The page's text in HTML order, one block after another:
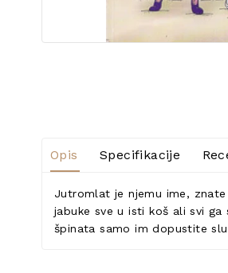
Opis Specifikacije
Jutromlat je njemu ime,
jabuke sve u isti koš ali svi
špinata samo im dopustite